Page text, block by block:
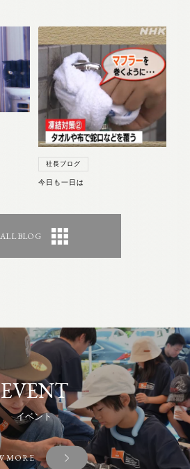
社長ブログ
今日も一日は
ALL BLOG
EVENT
イベント
MORE